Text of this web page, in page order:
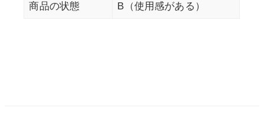
商品の状態 B（使用感がある）